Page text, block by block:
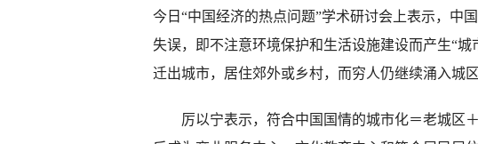
今日“中国经济的热点问题”学术研讨会上表示，中
失误，即不注意环境保护和生活设施建设而产生“
迁出城市，居住郊外或乡村，而穷人仍继续涌入城
厉以宁表示，符合中国国情的城市化＝老城区